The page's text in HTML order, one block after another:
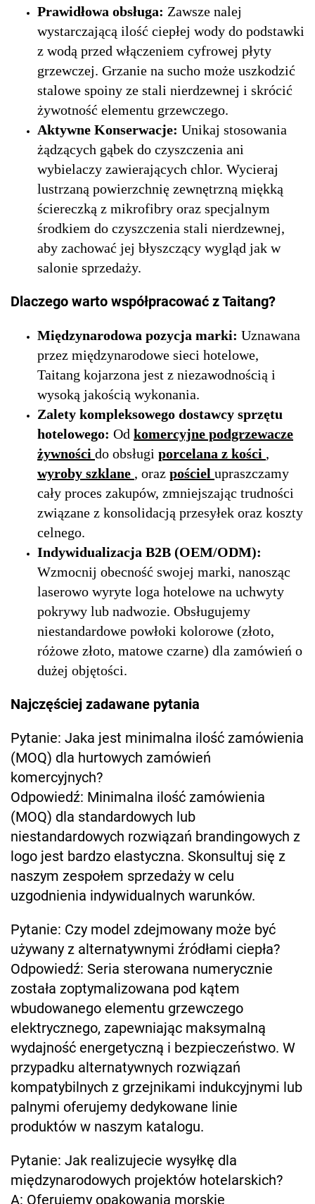
Prawidłowa obsługa: Zawsze nalej
wystarczającą ilość ciepłej wody do podstawki
z wodą przed włączeniem cyfrowej płyty
grzewczej. Grzanie na sucho może uszkodzić
stalowe spoiny ze stali nierdzewnej i skrócić
żywotność elementu grzewczego.
Aktywne Konserwacje: Unikaj stosowania
żądzących gąbek do czyszczenia ani
wybielaczy zawierających chlor. Wycieraj
lustrzaną powierzchnię zewnętrzną miękką
ściereczką z mikrofibry oraz specjalnym
środkiem do czyszczenia stali nierdzewnej,
aby zachować jej błyszczący wygląd jak w
salonie sprzedaży.
Dlaczego warto współpracować z Taitang?
Międzynarodowa pozycja marki: Uznawana
przez międzynarodowe sieci hotelowe,
Taitang kojarzona jest z niezawodnością i
wysoką jakością wykonania.
Zalety kompleksowego dostawcy sprzętu
hotelowego: Od komercyjne podgrzewacze
żywności do obsługi porcelana z kości ,
wyroby szklane , oraz pościel upraszczamy
cały proces zakupów, zmniejszając trudności
związane z konsolidacją przesyłek oraz koszty
celnego.
Indywidualizacja B2B (OEM/ODM):
Wzmocnij obecność swojej marki, nanosząc
laserowo wyryte loga hotelowe na uchwyty
pokrywy lub nadwozie. Obsługujemy
niestandardowe powłoki kolorowe (złoto,
różowe złoto, matowe czarne) dla zamówień o
dużej objętości.
Najczęściej zadawane pytania
Pytanie: Jaka jest minimalna ilość zamówienia
(MOQ) dla hurtowych zamówień
komercyjnych?
Odpowiedź: Minimalna ilość zamówienia
(MOQ) dla standardowych lub
niestandardowych rozwiązań brandingowych z
logo jest bardzo elastyczna. Skonsultuj się z
naszym zespołem sprzedaży w celu
uzgodnienia indywidualnych warunków.
Pytanie: Czy model zdejmowany może być
używany z alternatywnymi źródłami ciepła?
Odpowiedź: Seria sterowana numerycznie
została zoptymalizowana pod kątem
wbudowanego elementu grzewczego
elektrycznego, zapewniając maksymalną
wydajność energetyczną i bezpieczeństwo. W
przypadku alternatywnych rozwiązań
kompatybilnych z grzejnikami indukcyjnymi lub
palnymi oferujemy dedykowane linie
produktów w naszym katalogu.
Pytanie: Jak realizujecie wysyłkę dla
międzynarodowych projektów hotelarskich?
A: Oferujemy opakowania morskie